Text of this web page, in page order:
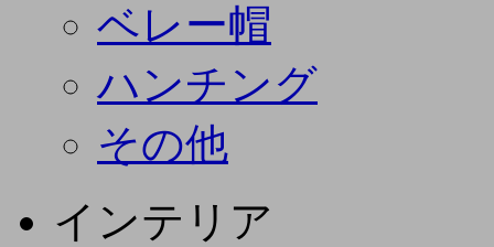
ベレー帽
ハンチング
その他
インテリア